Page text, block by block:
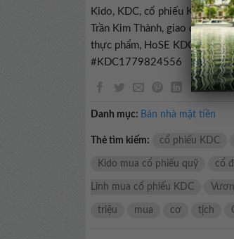
Kido, KDC, cổ phiếu KDC, vợ
Trần Kim Thành, giao dịch cổ
thực phẩm, HoSE KDC, bà
#KDC1779824556
Danh mục: Bán nhà mặt tiền
Thẻ tìm kiếm: cổ phiếu KDC
Kido mua cổ phiếu quỹ cổ
Linh mua cổ phiếu KDC
triệu mua cơ tịch